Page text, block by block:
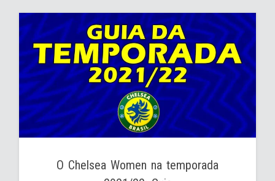
O Chelsea Women na temporada